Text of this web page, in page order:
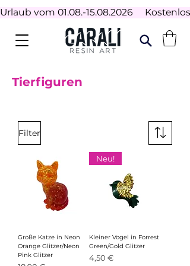
Urlaub vom 01.08.-15.08.2026
Tierfiguren
Filter
Große Katze in Neon
Orange Glitzer/Neon
Pink Glitzer
Neu!
Kleiner Vogel in Forrest
Green/Gold Glitzer
Preis
4,50 €